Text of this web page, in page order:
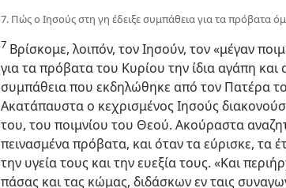
7. Πώς ο Ιησούς στη γη έδειξε συμπάθεια για τα πρόβατα
7 Βρίσκομε, λοιπόν, τον Ιησούν, τον «μέγαν
για τα πρόβατα του Κυρίου την ίδια αγάπη
συμπάθεια που εκδηλώθηκε από τον Πατέρα
Ακατάπαυστα ο κεχρισμένος Ιησούς
του, του ποιμνίου του Θεού. Ακούραστα
πεινασμένα πρόβατα, και όταν τα εύρισκε, τα
την υγεία τους και την ευεξία τους. «Και
πάσας και τας κώμας, διδάσκων εν ταις